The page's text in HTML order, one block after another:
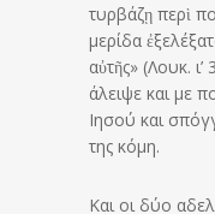
τυρβάζῃ περὶ
μερίδα
αὐτῆς» (Λουκ.
άλειψε και με
Ιησού και
της κόμη.
Και οι δύο